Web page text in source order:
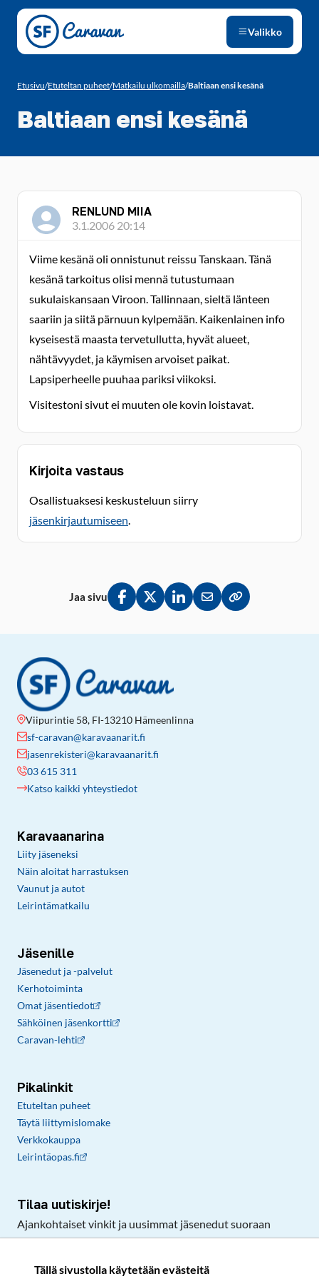
Tällä sivustolla käytetään evästeitä
Siirry sivun sisältöön
Valikko
Etusivu/Etuteltan puheet/Matkailu ulkomailla/Baltiaan ensi kesänä
Baltiaan ensi kesänä
RENLUND MIIA
3.1.2006 20:14
Viime kesänä oli onnistunut reissu Tanskaan. Tänä
kesänä tarkoitus olisi mennä tutustumaan
sukulaiskansaan Viroon. Tallinnaan, sieltä länteen
saariin ja siitä pärnuun kylpemään. Kaikenlainen info
kyseisestä maasta tervetullutta, hyvät alueet,
nähtävyydet, ja käymisen arvoiset paikat.
Lapsiperheelle puuhaa pariksi viikoksi.
Visitestoni sivut ei muuten ole kovin loistavat.
Kirjoita vastaus
Osallistuaksesi keskusteluun siirry
jäsenkirjautumiseen.
Jaa sivu
Jaa Facebookissa
Jaa Twitterissä
Jaa LinkedInissä
Jaa sähköpostitse
Kopioi linkki
Viipurintie 58, FI-13210 Hämeenlinna
sf-caravan@karavaanarit.fi
jasenrekisteri@karavaanarit.fi
03 615 311
Katso kaikki yhteystiedot
Karavaanarina
Liity jäseneksi
Näin aloitat harrastuksen
Vaunut ja autot
Leirintämatkailu
Jäsenille
Jäsenedut ja -palvelut
Kerhotoiminta
Omat jäsentiedot
Sähköinen jäsenkortti
Caravan-lehti
Pikalinkit
Etuteltan puheet
Täytä liittymislomake
Verkkokauppa
Leirintäopas.fi
Tilaa uutiskirje!
Ajankohtaiset vinkit ja uusimmat jäsenedut suoraan